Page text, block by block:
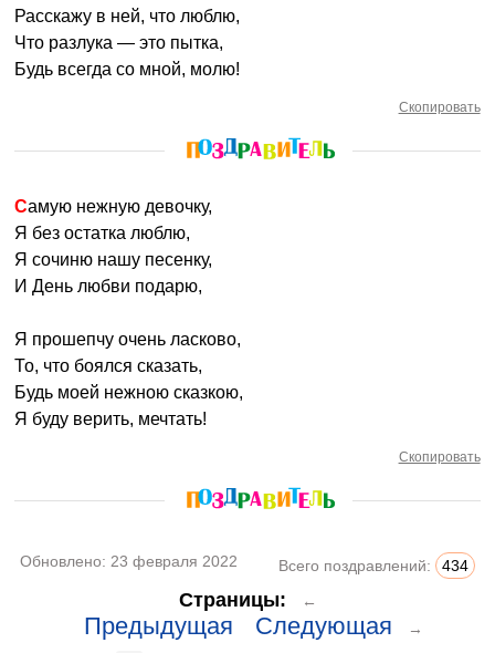
Расскажу в ней, что люблю,
Что разлука — это пытка,
Будь всегда со мной, молю!
Скопировать
Самую нежную девочку,
Я без остатка люблю,
Я сочиню нашу песенку,
И День любви подарю,
Я прошепчу очень ласково,
То, что боялся сказать,
Будь моей нежною сказкою,
Я буду верить, мечтать!
Скопировать
Обновлено: 23 февраля 2022 Всего поздравлений: 434
Страницы: ←
Предыдущая Следующая →